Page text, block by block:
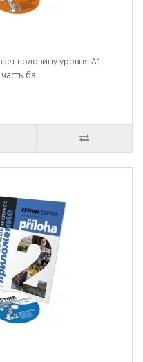
половину уровня А1
ба..